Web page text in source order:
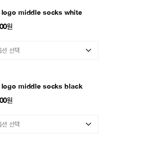
logo middle socks white
원
logo middle socks black
원